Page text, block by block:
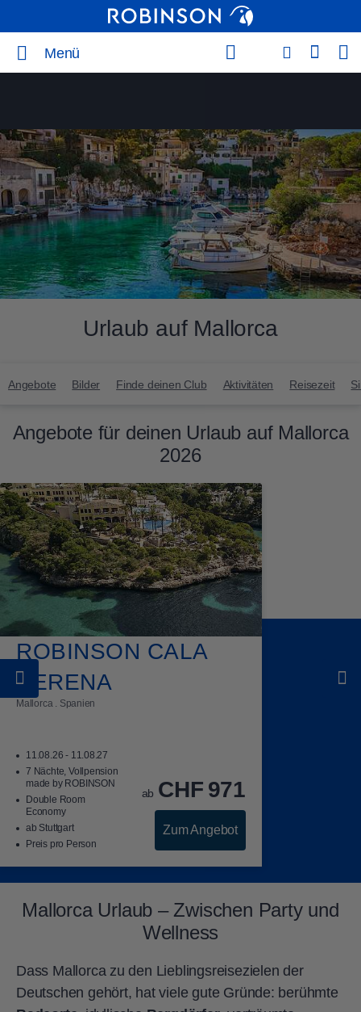
Menü
Urlaub auf Mallorca
Angebote Bilder Finde deinen Club Aktivitäten Reisezeit
Angebote für deinen Urlaub auf Mallorca
2026
ROBINSON CALA
SERENA
Mallorca . Spanien
11.08.26 - 11.08.27
7 Nächte, Vollpension
made by ROBINSON
Double Room
Economy
ab Stuttgart
Preis pro Person
ab CHF 971
Zum Angebot
Mallorca Urlaub – Zwischen Party und
Wellness
Dass Mallorca zu den Lieblingsreisezielen der
Deutschen gehört, hat viele gute Gründe: berühmte